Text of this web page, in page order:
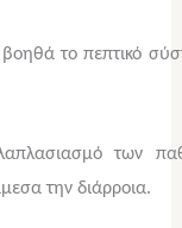
το πεπτικό
των
την διάρροια.